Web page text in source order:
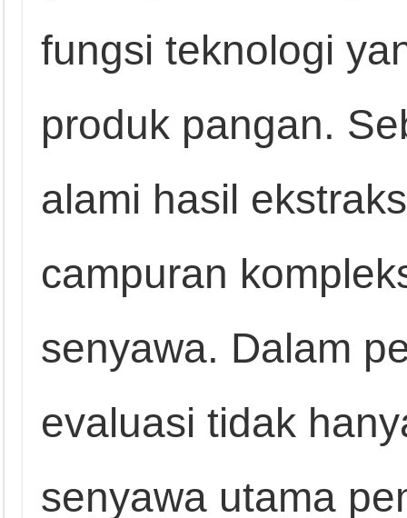
fungsi teknologi
produk pangan.
alami hasil
campuran
senyawa. Dalam
evaluasi tidak
senyawa utama